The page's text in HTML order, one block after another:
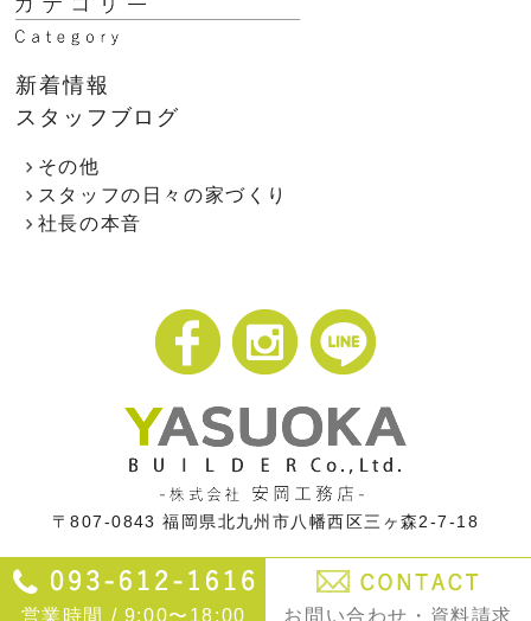
新着情報
スタッフブログ
その他
スタッフの日々の家づくり
社長の本音
〒807-0843福岡県北九州市八幡西区三ヶ森2-7-18
営業時間 / 9:00〜18:00 お問い合わせ・資料請求